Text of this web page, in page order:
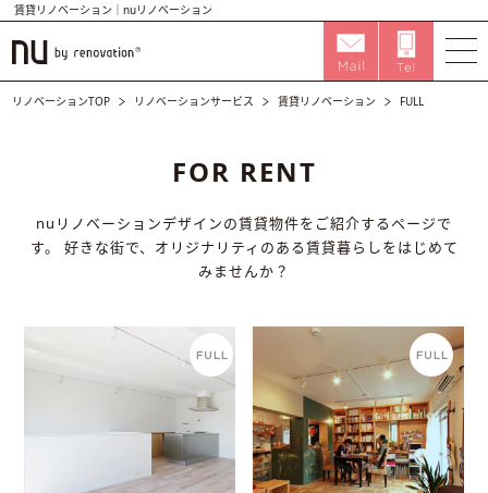
賃貸リノベーション｜nuリノベーション
リノベーションTOP リノベーションサービス 賃貸リノベーション FULL
FOR RENT
nuリノベーションデザインの賃貸物件をご紹介するページで
す。
好きな街で、オリジナリティのある賃貸暮らしをはじめて
みませんか？